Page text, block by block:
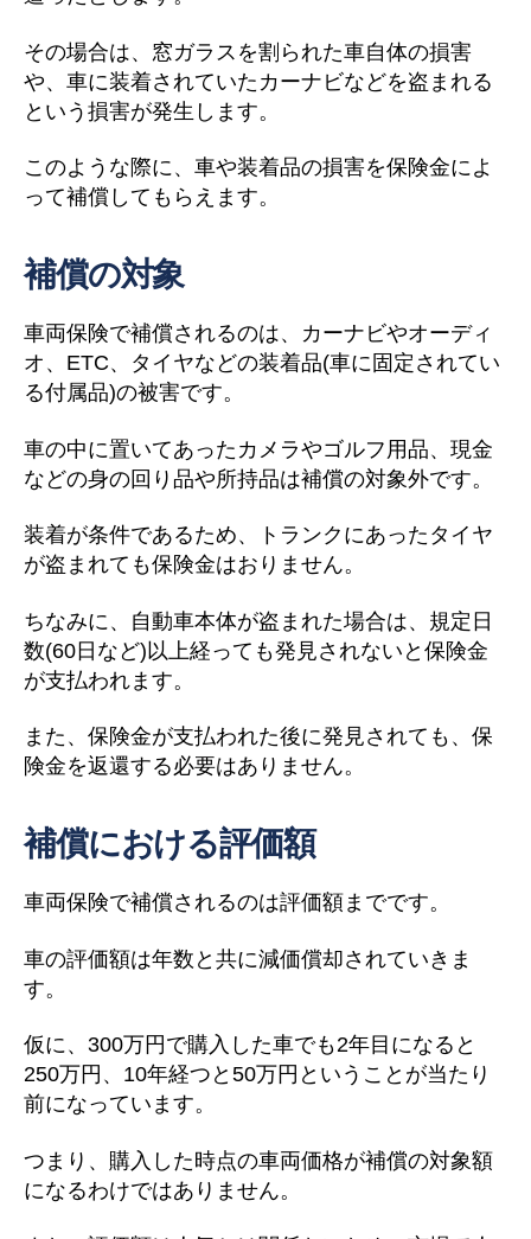
その場合は、窓ガラスを割られた車自体の損害
や、車に装着されていたカーナビなどを盗まれる
という損害が発生します。
このような際に、車や装着品の損害を保険金によ
って補償してもらえます。
補償の対象
車両保険で補償されるのは、カーナビやオーディ
オ、ETC、タイヤなどの装着品(車に固定されてい
る付属品)の被害です。
車の中に置いてあったカメラやゴルフ用品、現金
などの身の回り品や所持品は補償の対象外です。
装着が条件であるため、トランクにあったタイヤ
が盗まれても保険金はおりません。
ちなみに、自動車本体が盗まれた場合は、規定日
数(60日など)以上経っても発見されないと保険金
が支払われます。
また、保険金が支払われた後に発見されても、保
険金を返還する必要はありません。
補償における評価額
車両保険で補償されるのは評価額までです。
車の評価額は年数と共に減価償却されていきま
す。
仮に、300万円で購入した車でも2年目になると
250万円、10年経つと50万円ということが当たり
前になっています。
つまり、購入した時点の車両価格が補償の対象額
になるわけではありません。